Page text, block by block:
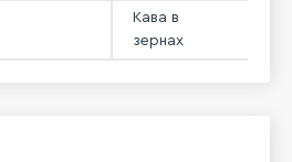
Кава в
зернах